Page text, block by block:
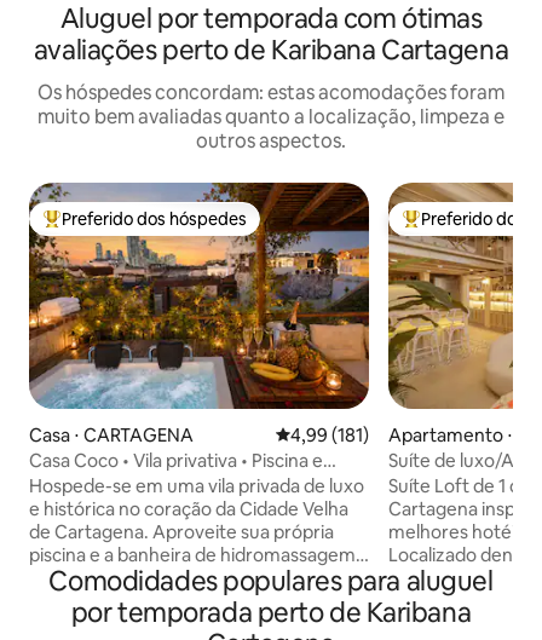
Aluguel por temporada com ótimas
avaliações perto de Karibana Cartagena
Os hóspedes concordam: estas acomodações foram
muito bem avaliadas quanto a localização, limpeza e
outros aspectos.
Entre os melhores preferidos dos hóspedes
Preferido dos hóspedes
Casa ⋅ CARTAGENA 4,99 de uma avaliação média de
4,99 (181)
Casa Coco • Vila privativa • Piscina e
jacuzzi no terraço
Hospede-se em uma vila privada de luxo
e histórica no coração da Cidade Velha
de Cartagena. Aproveite sua própria
piscina e a banheira de hidromassagem
no terraço, perfeitas para dias de
relaxamento e noites ao pôr do sol.
Localizado no famoso Getsemaní, a uma
Entre os
Preferido dos
Apartamento ⋅
Suíte de luxo/
da cidade
Suíte Loft de 1
Cartagena
melhores hotéis
Localizado dentro
cidade velha, a
de lojas,
discotecas e
Comodidades populares para aluguel
por temporada perto de Karibana